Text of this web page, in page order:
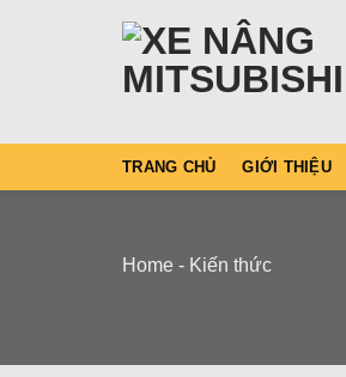
TRANG CHỦ GIỚI THIỆU
Home - Kiến thức